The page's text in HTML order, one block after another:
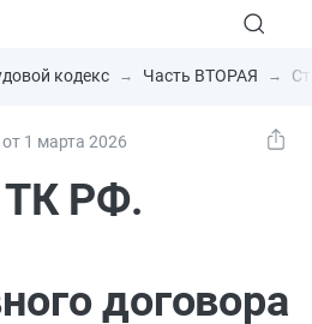
кодекс Часть ВТОРАЯ
от 1 марта 2026
ТК РФ.
договора